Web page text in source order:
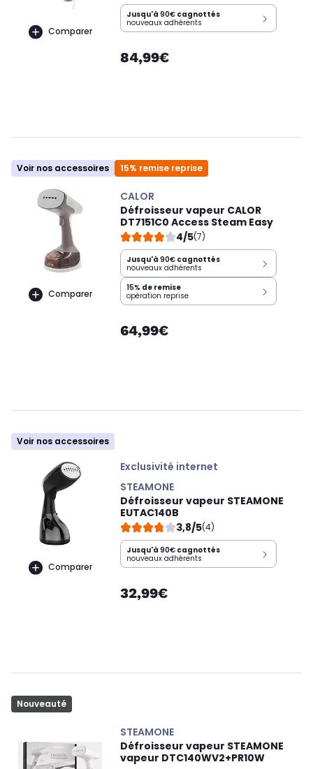
Comparer
Jusqu'à 90€ cagnottés
nouveaux adhérents
84,99€
Voir nos accessoires 15% remise reprise
Comparer
CALOR
Défroisseur vapeur CALOR
DT7151C0 Access Steam Easy
4/5(7)
Jusqu'à 90€ cagnottés
nouveaux adhérents
15% de remise
opération reprise
64,99€
Voir nos accessoires
Comparer
Exclusivité internet
STEAMONE
Défroisseur vapeur STEAMONE
EUTAC140B
3,8/5(4)
Jusqu'à 90€ cagnottés
nouveaux adhérents
32,99€
Nouveauté
STEAMONE
Défroisseur vapeur STEAMONE
vapeur DTC140WV2+PR10W